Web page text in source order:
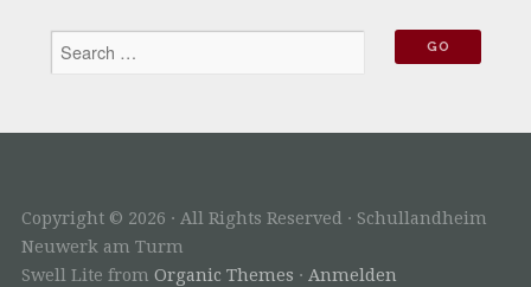
Copyright © 2026 · All Rights Reserved · Schullandheim
Neuwerk am Turm
Swell Lite from Organic Themes · Anmelden